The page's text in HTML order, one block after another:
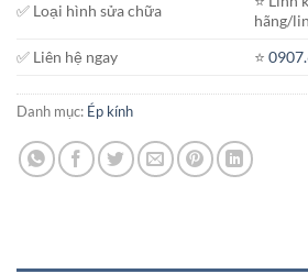
✅ Loại hình sửa chữa
hãng/
✅ Liên hệ ngay
⭐️
Danh mục: Ép kính